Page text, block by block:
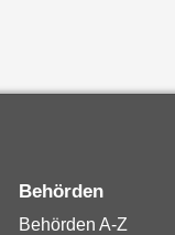
Behörden
Behörden A-Z